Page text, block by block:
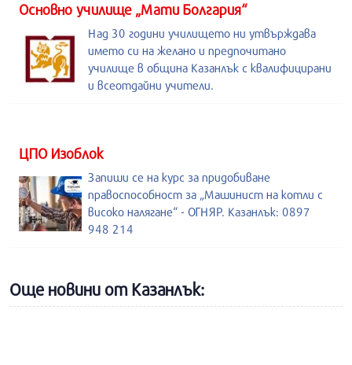
Основно училище „Мати Болгария“
Над 30 години училището ни утвърждава
името си на желано и предпочитано
училище в община Казанлък с квалифицирани
и всеотдайни учители.
ЦПО Изоблок
Запиши се на курс за придобиване
правоспособност за „Машинист на котли с
високо налягане“ - ОГНЯР. Казанлък: 0897
948 214
Още новини от Казанлък: